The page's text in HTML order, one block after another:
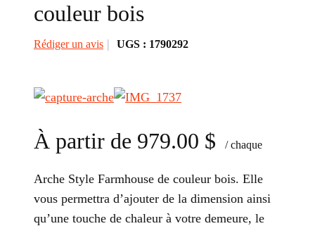
couleur bois
Rédiger un avis UGS : 1790292
À partir de 979.00 $ / chaque
Arche Style Farmhouse de couleur bois. Elle
vous permettra d’ajouter de la dimension ainsi
qu’une touche de chaleur à votre demeure, le